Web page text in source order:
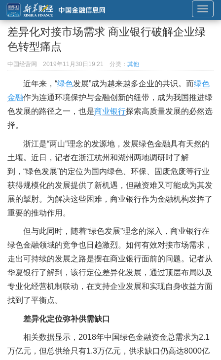
展
开
或
导
航
差异化对接市场需求 商业银行破解企业绿
色转型痛点
中国经营网 2019年11月30日19:21 分类： 其他
近年来，“绿色发展”成为越来越多企业的共识。而绿色
金融作为连通环境保护与金融创新的纽带，成为我国推进绿
色发展的路径之一，也是商业银行探索高质量发展的必然选
择。
浙江是“两山”理念的发源地，发展绿色金融具有天然的
土壤。近日，记者在浙江杭州和湖州两地调研时了解
到，“绿色发展”的定位为国内绿色、环保、固废危废等行业
获得规模化的发展提供了新机遇，但融资难又可能成为其发
展的掣肘。为解决这些困难，商业银行作为金融机构发挥了
重要的推动作用。
但与此同时，随着“绿色发展”理念的深入，商业银行在
绿色金融领域的竞争也日趋激烈。如何有效对接市场需求，
走出可持续的发展之路是摆在商业银行面前的问题。记者从
华夏银行了解到，该行定位差异化发展，通过顶层布局以及
专业化经营机制联动，在支持企业发展和实现自身收益方面
找到了平衡点。
差异化定位弥补供需缺口
相关数据显示，2018年中国绿色金融资金总需求为2.1
万亿元，但总供给只有1.3万亿元，供求缺口仍高达8000亿